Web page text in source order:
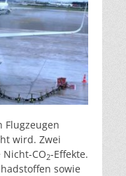
wird. Zwei
CO2-Effekte.
sowie